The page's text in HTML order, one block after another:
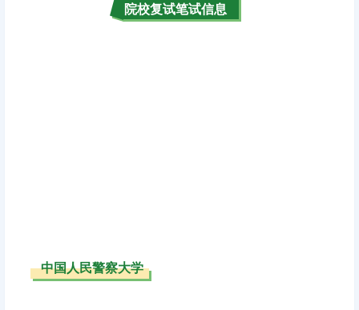
院校复试笔试信息
中国人民警察大学